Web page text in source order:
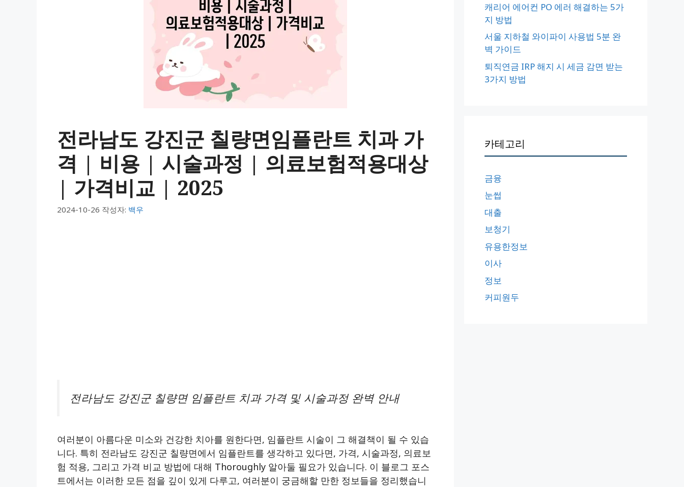
전라남도 강진군 칠량면임플란트 치과 가
격 | 비용 | 시술과정 | 의료보험적용대상
| 가격비교 | 2025
2024-10-26 작성자: 백우
전라남도 강진군 칠량면 임플란트 치과 가격 및 시술과정 완벽 안내
여러분이 아름다운 미소와 건강한 치아를 원한다면, 임플란트 시술이 그 해결책이 될 수 있습
니다. 특히 전라남도 강진군 칠량면에서 임플란트를 생각하고 있다면, 가격, 시술과정, 의료보
험 적용, 그리고 가격 비교 방법에 대해 Thoroughly 알아둘 필요가 있습니다. 이 블로그 포스
트에서는 이러한 모든 점을 깊이 있게 다루고, 여러분이 궁금해할 만한 정보들을 정리했습니
캐리어 에어컨 PO 에러 해결하는 5가
지 방법
서울 지하철 와이파이 사용법 5분 완
벽 가이드
퇴직연금 IRP 해지 시 세금 감면 받는
3가지 방법
카테고리
금융
눈썹
대출
보청기
유용한정보
이사
정보
커피원두